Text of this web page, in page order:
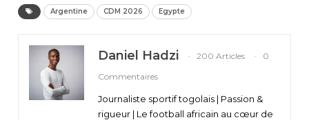
Argentine CDM 2026 Egypte
Daniel Hadzi 200 Articles
0
Commentaires
Journaliste sportif togolais | Passion &
rigueur | Le football africain au cœur de